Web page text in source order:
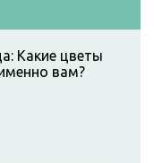
Какие цветы
вам?